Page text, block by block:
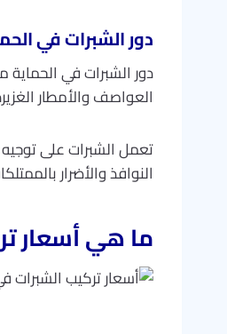
دور الشبرات في
دور الشبرات في الحماية
العواصف والأمطار
تعمل الشبرات على
النوافذ والأضرار
ما هي أسعار